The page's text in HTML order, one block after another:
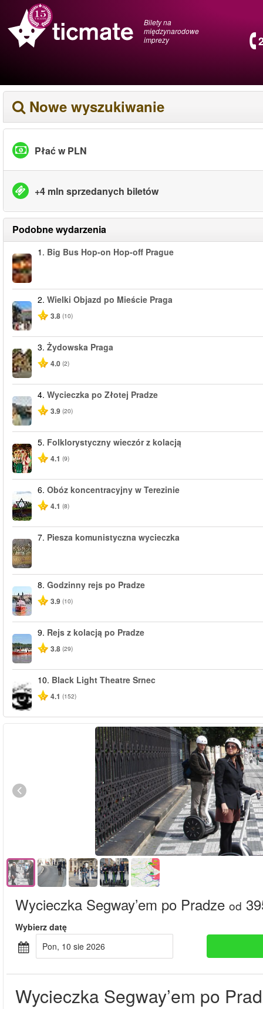
Bilety na
międzynarodowe
imprezy
Nowe wyszukiwanie
Płać w PLN
+4 mln sprzedanych biletów
Podobne wydarzenia
1. Big Bus Hop-on Hop-off Prague
2. Wielki Objazd po Mieście Praga
3.8 (10)
3. Żydowska Praga
4.0 (2)
4. Wycieczka po Złotej Pradze
3.9 (20)
5. Folklorystyczny wieczór z kolacją
4.1 (9)
6. Obóz koncentracyjny w Terezinie
4.1 (8)
7. Piesza komunistyczna wycieczka
8. Godzinny rejs po Pradze
3.9 (10)
9. Rejs z kolacją po Pradze
3.8 (29)
10. Black Light Theatre Srnec
4.1 (152)
Wycieczka Segway’em po Pradze od
Wybierz datę
pon, 10 sie 2026
Wycieczka Segway’em po